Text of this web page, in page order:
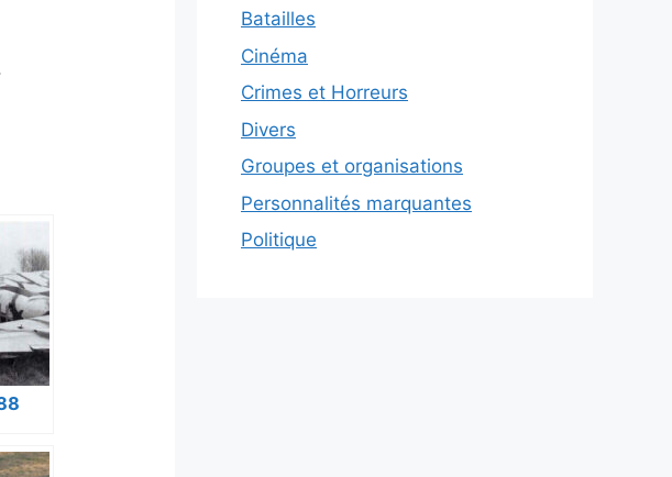
Batailles
Cinéma
Crimes et Horreurs
Divers
Groupes et organisations
Personnalités marquantes
Politique